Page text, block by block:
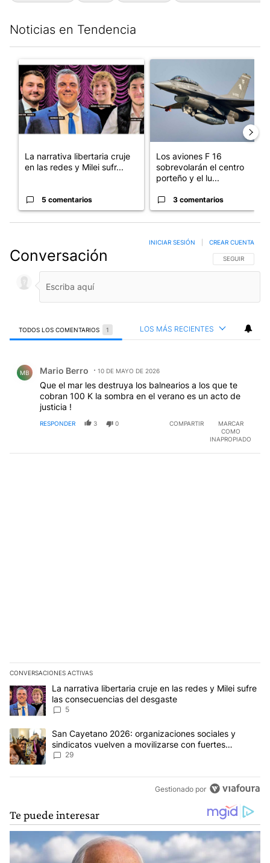
Noticias en Tendencia
Un artículo de tendencia con el título "La narrativa libertaria
La narrativa libertaria cruje
en las redes y Milei sufr...
5 comentarios
Los aviones F 16
sobrevolarán el centro
porteño y el lu...
3 comentarios
Conversación SIGA ESTA
SEGUIR
INICIAR SESIÓN CREAR CUENTA
TODOS LOS COMENTARIOS 1 LOS MÁS RECIENTES
MB Mario Berro 10 DE MAYO DE 2026
Que el mar les destruya los balnearios a los que te
cobran 100 K la sombra en el verano es un acto de
justicia !
RESPONDER 3 0 COMPARTIR
MARCAR
COMO
INAPROPIADO
CONVERSACIONES ACTIVAS
Un artículo de tendencia con el título "La narrativa libertaria
La narrativa libertaria cruje en las redes y Milei sufre
las consecuencias del desgaste
5
Un artículo de tendencia con el título "San Cayetano 2026:
San Cayetano 2026: organizaciones sociales y
sindicatos vuelven a movilizarse con fuertes
reclamos al Gobierno
29
Gestionado por